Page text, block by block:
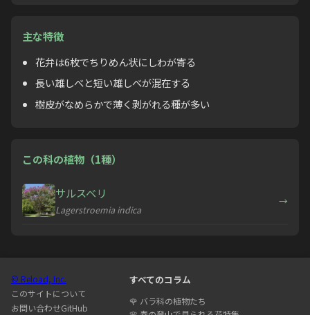
主な特徴
花弁は6枚でちりめん状にしわが寄る
長い雄しべと短い雄しべが混在する
樹皮がなめらかで薄く剥がれる種が多い
この科の植物（1種）
サルスベリ
Lagerstroemia indica
→
© Reload, Inc.
このサイトについて
お問い合わせGitHub
すべてのコラム
🌹 バラ科の植物たち